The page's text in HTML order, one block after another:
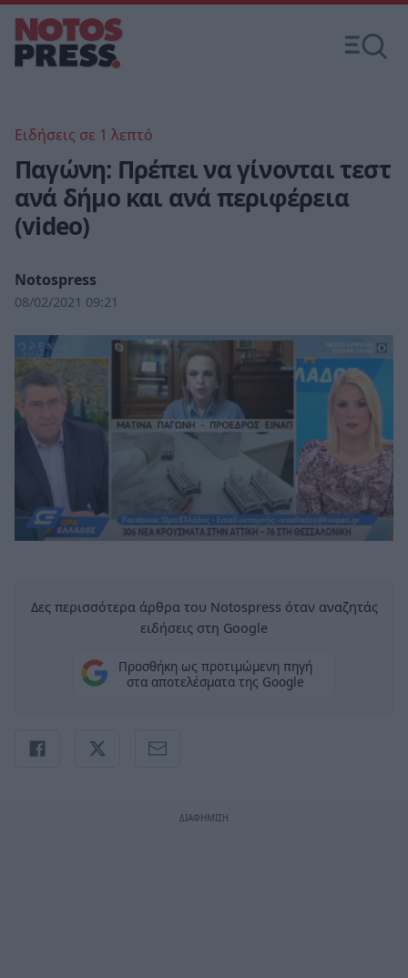
Ειδήσεις σε 1 λεπτό
Παγώνη: Πρέπει να γίνονται τεστ
ανά δήμο και ανά περιφέρεια
(video)
Notospress
08/02/2021 09:21
Δες περισσότερα άρθρα του Notospress όταν αναζητάς
ειδήσεις στη Google
Προσθήκη ως προτιμώμενη πηγή
στα αποτελέσματα της Google